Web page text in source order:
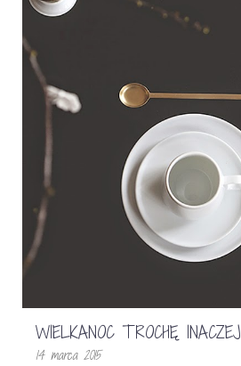
WIELKANOC TROCHĘ INACZEJ
14 marca 2015